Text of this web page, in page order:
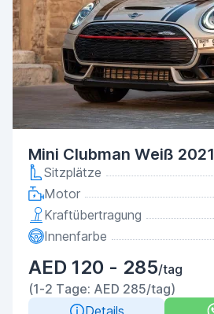
Mini Clubman Weiß 2021
Sitzplätze
Motor
Kraftübertragung
Innenfarbe
AED 120 - 285/tag
(1-2 Tage: AED 285/tag)
Details